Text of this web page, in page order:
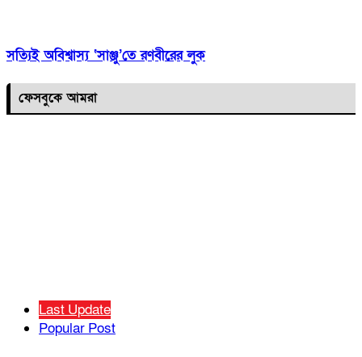
সত্যিই অবিশ্বাস্য ‘সাঞ্জু’তে রণবীরের লুক
ফেসবুকে আমরা
Last Update
Popular Post